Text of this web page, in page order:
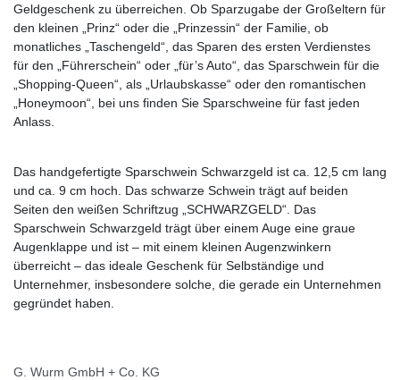
Geldgeschenk zu überreichen. Ob Sparzugabe der Großeltern für
den kleinen „Prinz“ oder die „Prinzessin“ der Familie, ob
monatliches „Taschengeld“, das Sparen des ersten Verdienstes
für den „Führerschein“ oder „für’s Auto“, das Sparschwein für die
„Shopping-Queen“, als „Urlaubskasse“ oder den romantischen
„Honeymoon“, bei uns finden Sie Sparschweine für fast jeden
Anlass.
Das handgefertigte Sparschwein Schwarzgeld ist ca. 12,5 cm lang
und ca. 9 cm hoch. Das schwarze Schwein trägt auf beiden
Seiten den weißen Schriftzug „SCHWARZGELD“. Das
Sparschwein Schwarzgeld trägt über einem Auge eine graue
Augenklappe und ist – mit einem kleinen Augenzwinkern
überreicht – das ideale Geschenk für Selbständige und
Unternehmer, insbesondere solche, die gerade ein Unternehmen
gegründet haben.
G. Wurm GmbH + Co. KG